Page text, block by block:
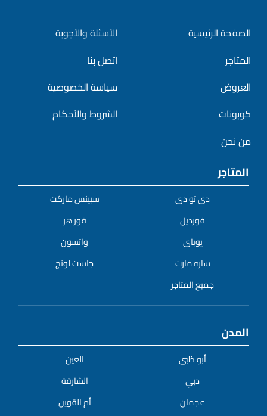
الصفحة الرئيسية
المتاجر
العروض
كوبونات
من نحن
الأسئلة والأجوبة
اتصل بنا
سياسة الخصوصية
الشروط والأحكام
المتاجر
دى تو دى
سبينس ماركت
فورديل
فور هر
يوباى
واتسون
ساره مارت
جاست لونج
جميع المتاجر
المدن
أبو ظبى
العين
دبي
الشارقة
عجمان
أم القوين